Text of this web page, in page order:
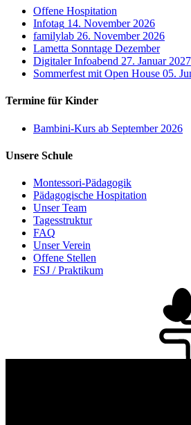
Offene Hospitation
Infotag 14. November 2026
familylab 26. November 2026
Lametta Sonntage Dezember
Digitaler Infoabend 27. Januar 2027
Sommerfest mit Open House 05.
Termine für Kinder
Bambini-Kurs ab September 2026
Unsere Schule
Montessori-Pädagogik
Pädagogische Hospitation
Unser Team
Tagesstruktur
FAQ
Unser Verein
Offene Stellen
FSJ / Praktikum